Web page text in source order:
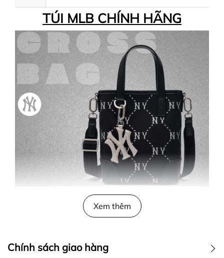
TÚI MLB CHÍNH HÃNG
Xem thêm
Chính sách giao hàng